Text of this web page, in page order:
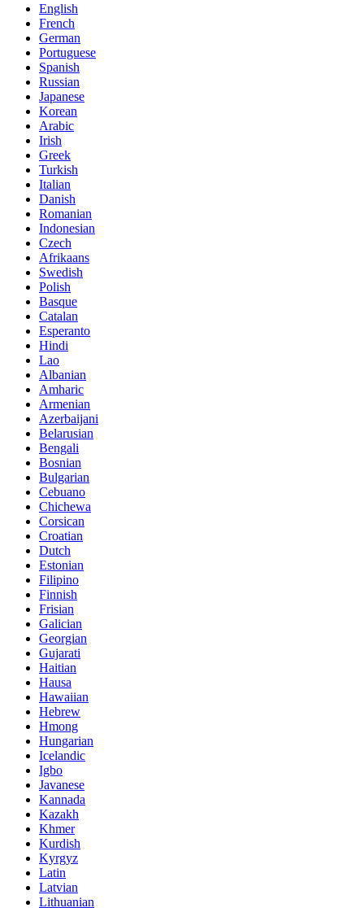
English
French
German
Portuguese
Spanish
Russian
Japanese
Korean
Arabic
Irish
Greek
Turkish
Italian
Danish
Romanian
Indonesian
Czech
Afrikaans
Swedish
Polish
Basque
Catalan
Esperanto
Hindi
Lao
Albanian
Amharic
Armenian
Azerbaijani
Belarusian
Bengali
Bosnian
Bulgarian
Cebuano
Chichewa
Corsican
Croatian
Dutch
Estonian
Filipino
Finnish
Frisian
Galician
Georgian
Gujarati
Haitian
Hausa
Hawaiian
Hebrew
Hmong
Hungarian
Icelandic
Igbo
Javanese
Kannada
Kazakh
Khmer
Kurdish
Kyrgyz
Latin
Latvian
Lithuanian